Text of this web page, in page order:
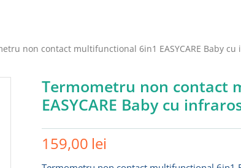
non contact multifunctional 6in1 EASYCARE Baby cu
Termometru non contact
EASYCARE Baby cu
159,00 lei